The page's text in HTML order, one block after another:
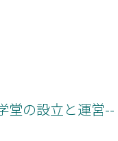
堂の設立と運営--